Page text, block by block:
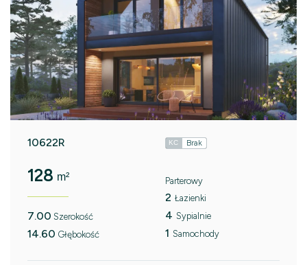
10622R KC Brak
128 m²
7.00 Szerokość
14.60 Głębokość
Parterowy
2 Łazienki
4 Sypialnie
1 Samochody